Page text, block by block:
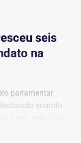
extinguiu o
de cargo no STJ
por
seis
na
parlamentar
quando